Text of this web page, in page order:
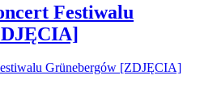
Festiwalu